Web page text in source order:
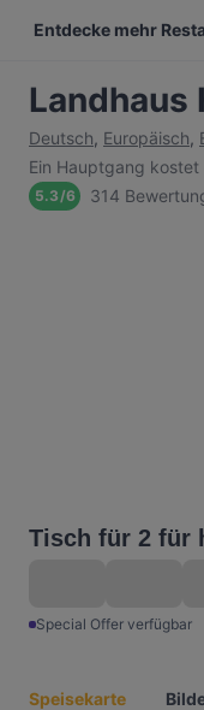
Entdecke mehr
Landhaus
Deutsch, Europäisch,
Ein Hauptgang kostet
5.3/6 314
Tisch für 2 für
Special Offer verfügbar
Speisekarte